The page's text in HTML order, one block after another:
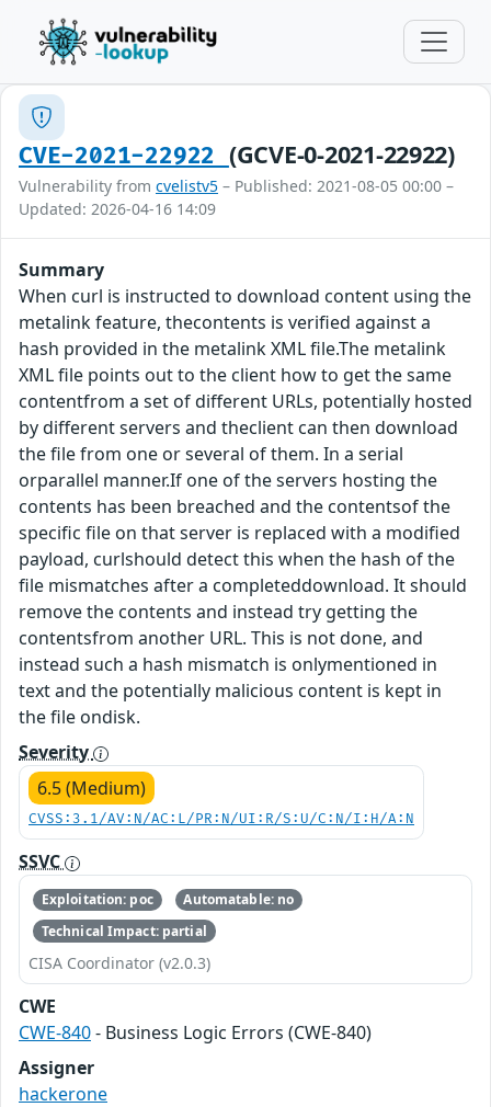
CVE-2021-22922 (GCVE-0-2021-22922)
Vulnerability from cvelistv5 – Published: 2021-08-05 00:00 –
Updated: 2026-04-16 14:09
Summary
When curl is instructed to download content using the
metalink feature, thecontents is verified against a
hash provided in the metalink XML file.The metalink
XML file points out to the client how to get the same
contentfrom a set of different URLs, potentially hosted
by different servers and theclient can then download
the file from one or several of them. In a serial
orparallel manner.If one of the servers hosting the
contents has been breached and the contentsof the
specific file on that server is replaced with a modified
payload, curlshould detect this when the hash of the
file mismatches after a completeddownload. It should
remove the contents and instead try getting the
contentsfrom another URL. This is not done, and
instead such a hash mismatch is onlymentioned in
text and the potentially malicious content is kept in
the file ondisk.
Severity
6.5 (Medium)
CVSS:3.1/AV:N/AC:L/PR:N/UI:R/S:U/C:N/I:H/A:N
SSVC
Exploitation: poc
Automatable: no
Technical Impact: partial
CISA Coordinator (v2.0.3)
CWE
CWE-840- Business Logic Errors (CWE-840)
Assigner
hackerone